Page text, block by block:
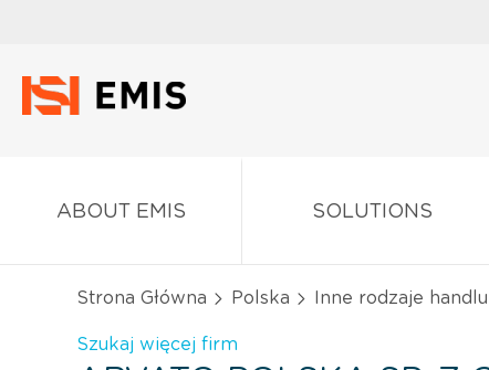
ABOUT EMIS SOLUTIONS
Strona Główna Polska Inne rodzaje
Szukaj więcej firm